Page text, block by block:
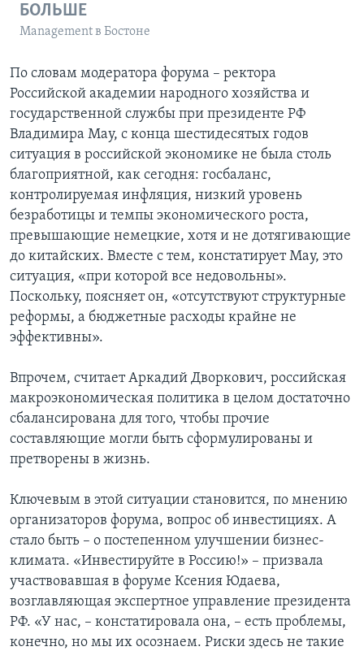
БОЛЬШЕ
Management в Бостоне
По словам модератора форума – ректора
Российской академии народного хозяйства и
государственной службы при президенте РФ
Владимира Мау, с конца шестидесятых годов
ситуация в российской экономике не была столь
благоприятной, как сегодня: госбаланс,
контролируемая инфляция, низкий уровень
безработицы и темпы экономического роста,
превышающие немецкие, хотя и не дотягивающие
до китайских. Вместе с тем, констатирует Мау, это
ситуация, «при которой все недовольны».
Поскольку, поясняет он, «отсутствуют структурные
реформы, а бюджетные расходы крайне не
эффективны».
Впрочем, считает Аркадий Дворкович, российская
макроэкономическая политика в целом достаточно
сбалансирована для того, чтобы прочие
составляющие могли быть сформулированы и
претворены в жизнь.
Ключевым в этой ситуации становится, по мнению
организаторов форума, вопрос об инвестициях. А
стало быть – о постепенном улучшении бизнес-
климата. «Инвестируйте в Россию!» – призвала
участвовавшая в форуме Ксения Юдаева,
возглавляющая экспертное управление президента
РФ. «У нас, – констатировала она, – есть проблемы,
конечно, но мы их осознаем. Риски здесь не такие